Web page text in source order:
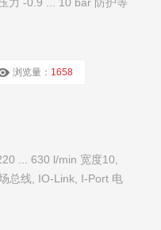
浏览量： 1658
... 630 l/min 宽度10,
总线, IO-Link, I-Port 电